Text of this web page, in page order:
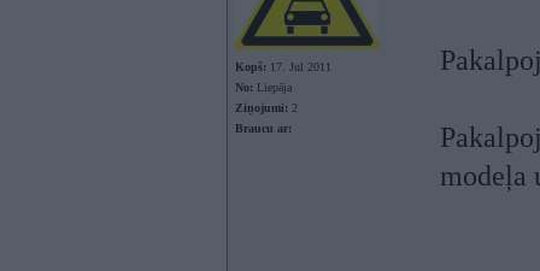
Kopš: 17. Jul 2011
No: Liepāja
Ziņojumi: 2
Braucu ar:
modeļa